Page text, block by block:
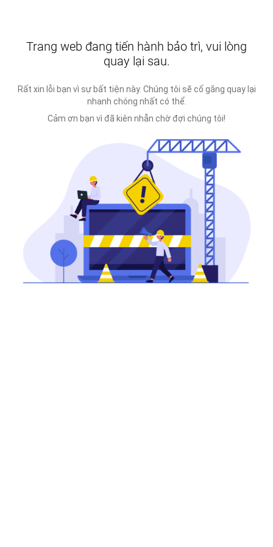
Trang web đang tiến hành bảo trì, vui lòng
quay lại sau.
Rất xin lỗi bạn vì sự bất tiện này. Chúng tôi sẽ cố gắng quay lại
nhanh chóng nhất có thể.
Cảm ơn bạn vì đã kiên nhẫn chờ đợi chúng tôi!